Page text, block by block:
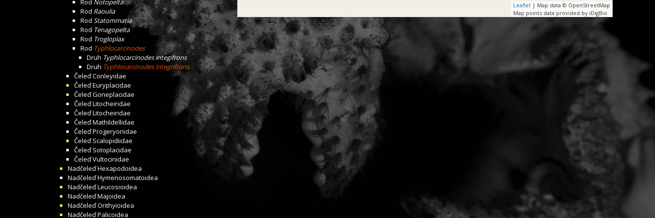
Rod Notopelta
Rod Raoulia
Rod Statommatia
Rod Tenagopelta
Rod Trogloplax
Rod Typhlocarcinodes
Druh Typhlocarcinodes integifrons
Druh Typhlocarcinodes integrifrons
ČeleďConleyidae
ČeleďEuryplacidae
ČeleďGoneplacidae
ČeleďLitocheiridae
ČeleďLitocheiridae
ČeleďMathildellidae
ČeleďProgeryonidae
ČeleďScalopidiidae
ČeleďSotoplacidae
ČeleďVultocinidae
NadčeleďHexapodoidea
NadčeleďHymenosomatoidea
NadčeleďLeucosioidea
NadčeleďMajoidea
NadčeleďOrithyioidea
NadčeleďPalicoidea
Leaflet | Map data © OpenStreetMap
Map points data provided by iDigBio.